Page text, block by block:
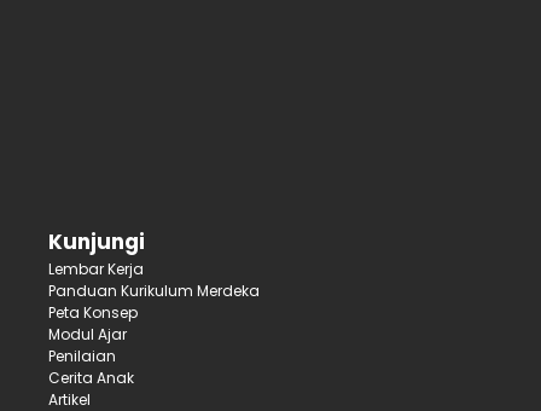
Kunjungi
Lembar Kerja
Panduan Kurikulum Merdeka
Peta Konsep
Modul Ajar
Penilaian
Cerita Anak
Artikel